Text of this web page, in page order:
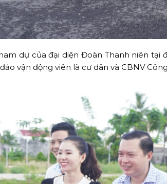
dự của đại diện Đoàn Thanh niên
vận động viên là cư dân và CBNV